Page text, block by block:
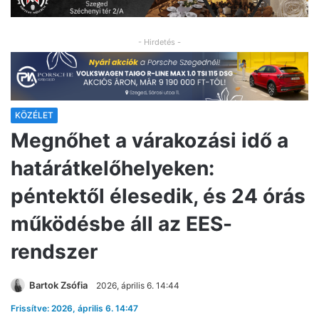
- Hirdetés -
KÖZÉLET
Megnőhet a várakozási idő a
határátkelőhelyeken:
péntektől élesedik, és 24 órás
működésbe áll az EES-
rendszer
Bartok Zsófia 2026, április 6. 14:44
Frissítve: 2026, április 6. 14:47